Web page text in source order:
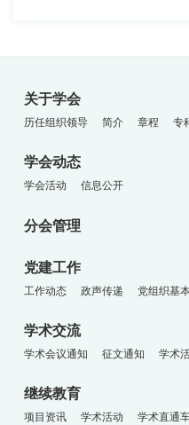
关于学会
历任组织领导 简介 章程 专
学会动态
学会活动 信息公开
分会管理
党建工作
工作动态 政声传递 党组织基
学术交流
学术会议通知 征文通知 学术
继续教育
项目资讯 学术活动 学术直通